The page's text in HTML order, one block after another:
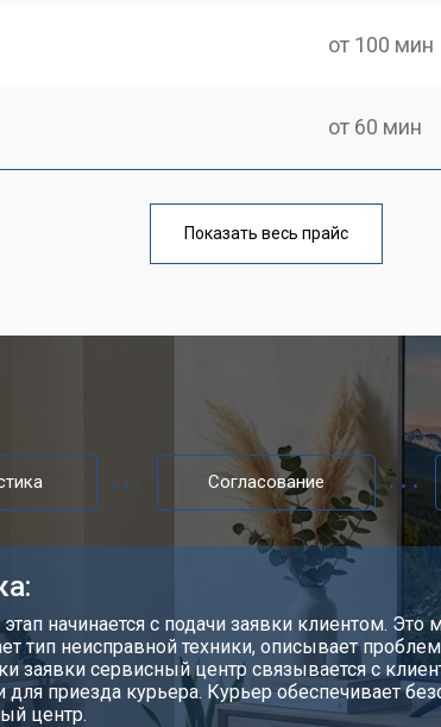
от 100 мин
от 60 мин
от 90 мин
от 80 мин
от 70 мин
от 130 мин
от 60 мин
Показать весь прайс
Согласование
начинается с подачи заявки клиентом.
тип неисправной техники, описывает
заявки сервисный центр связывается с
для приезда курьера. Курьер обеспечивает
центр.